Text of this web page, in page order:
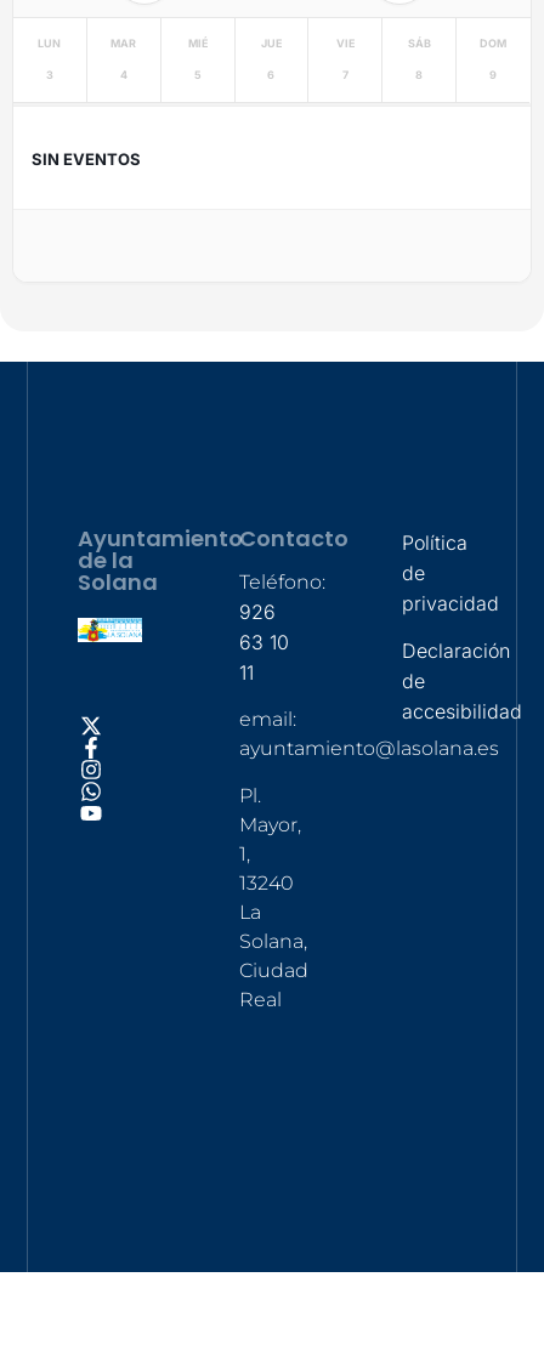
LUN
3
MAR
4
MIÉ
5
JUE
6
VIE
7
SÁB
8
DOM
9
SIN EVENTOS
Ayuntamiento
de la
Solana
Contacto
Teléfono:
926
63 10
11
email:
ayuntamiento@lasolana.es
Pl.
Mayor,
1,
13240
La
Solana,
Ciudad
Real
Política
de
privacidad
Declaración
de
accesibilidad